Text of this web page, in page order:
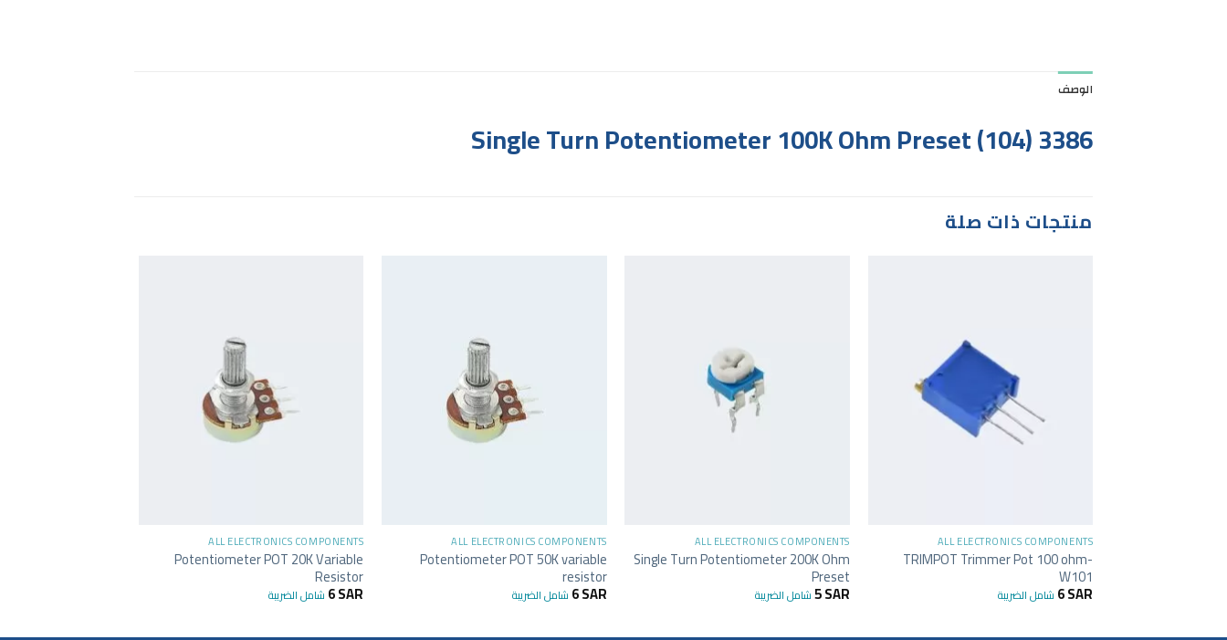
الوصف
Single Turn Potentiometer 100K Ohm Preset (104) 3386
منتجات ذات صلة
ALL ELECTRONICS COMPONENTS
TRIMPOT Trimmer Pot 100 ohm-
W101
6SAR شامل الضريبة
ALL ELECTRONICS COMPONENTS
Single Turn Potentiometer 200K Ohm
Preset
5SAR شامل الضريبة
ALL ELECTRONICS COMPONENTS
Potentiometer POT 50K variable
resistor
6SAR شامل الضريبة
ALL ELECTRONICS COMPONENTS
Potentiometer POT 20K Variable
Resistor
6SAR شامل الضريبة